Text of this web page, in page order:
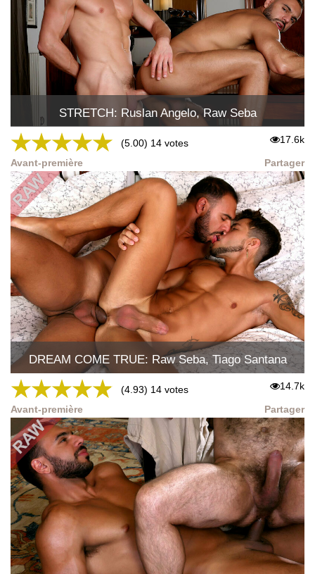
STRETCH: Ruslan Angelo, Raw Seba
★★★★★ (5.00) 14 votes 17.6k
Avant-première Partager
DREAM COME TRUE: Raw Seba, Tiago Santana
★★★★★ (4.93) 14 votes 14.7k
Avant-première Partager